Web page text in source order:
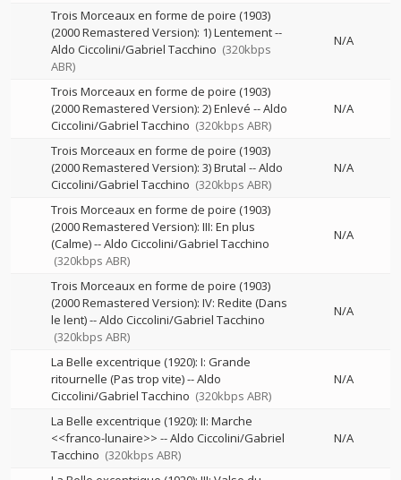
Trois Morceaux en forme de poire (1903)
(2000 Remastered Version): 1) Lentement--
Aldo Ciccolini/Gabriel Tacchino (320kbps
ABR)
N/A
Trois Morceaux en forme de poire (1903)
(2000 Remastered Version): 2) Enlevé --Aldo
Ciccolini/Gabriel Tacchino (320kbps ABR)
N/A
Trois Morceaux en forme de poire (1903)
(2000 Remastered Version): 3) Brutal --Aldo
Ciccolini/Gabriel Tacchino (320kbps ABR)
N/A
Trois Morceaux en forme de poire (1903)
(2000 Remastered Version): III: En plus
(Calme)--Aldo Ciccolini/Gabriel Tacchino
(320kbps ABR)
N/A
Trois Morceaux en forme de poire (1903)
(2000 Remastered Version): IV: Redite (Dans
le lent)--Aldo Ciccolini/Gabriel Tacchino
(320kbps ABR)
N/A
La Belle excentrique (1920): I: Grande
ritournelle (Pas trop vite)--Aldo
Ciccolini/Gabriel Tacchino (320kbps ABR)
N/A
La Belle excentrique (1920): II: Marche
<<franco-lunaire>> --Aldo Ciccolini/Gabriel
Tacchino (320kbps ABR)
N/A